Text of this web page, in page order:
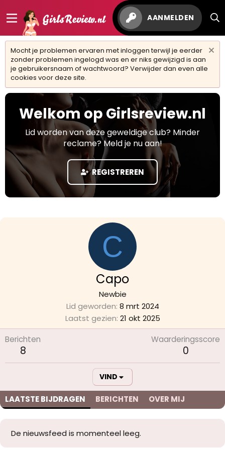
AANMELDEN
Mocht je problemen ervaren met inloggen terwijl je eerder
zonder problemen ingelogd was en er niks gewijzigd is aan
je gebruikersnaam of wachtwoord? Verwijder dan even alle
cookies voor deze site.
Welkom op Girlsreview.nl
Lid worden van deze geweldige club? Minder
reclame? Meld je nu aan!
REGISTREREN
C
Capo
Newbie
Lid geworden 8 mrt 2024
Laatst gezien 21 okt 2025
Berichten
8
Waarderingsscore
0
VIND
LAATSTE BIJDRAGEN BERICHTEN OVER MIJ
De nieuwsfeed is momenteel leeg.